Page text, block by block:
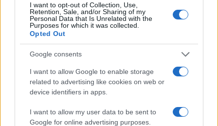
I want to opt-out of Collection, Use,
Retention, Sale, and/or Sharing of my
Personal Data that Is Unrelated with the
Purposes for which it was collected.
Opted Out
Google consents
I want to allow Google to enable storage
related to advertising like cookies on web or
device identifiers in apps.
I want to allow my user data to be sent to
Google for online advertising purposes.
Αγορές
ΧΡΗΜΑΤΙΣΤΗΡΙΑ
ΧΡΗΜΑΤΙΣΤΗΡΙΟ ΑΘΗΝΩΝ
Ακολουθήστε το Νewsit.gr στοGoogle Newsκαι
ενημερωθείτε πρώτοι για όλη την ειδησεογραφία και τα